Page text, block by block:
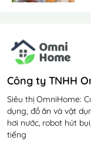
Công ty TNHH
Siêu thị OmniHome:
dụng, đồ ăn và vật
hơi nước, robot hút
tiếng